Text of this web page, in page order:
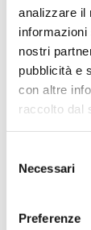
analizzare il
nostri
pubblicità e
con altre
raccolto dal
delNecessari
Preferenze